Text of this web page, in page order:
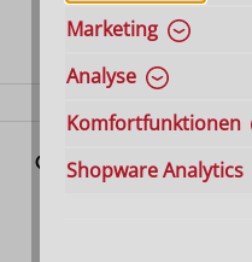
Varianten
284,00 €
Marketing
Analyse
Komfortfunktionen
Shopware Analytics